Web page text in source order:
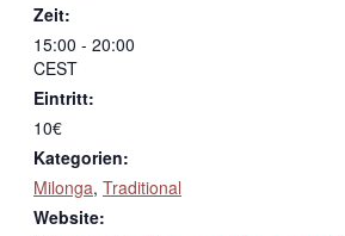
Zeit:
15:00 - 20:00
CEST
Eintritt:
10€
Kategorien:
Milonga, Traditional
Website: